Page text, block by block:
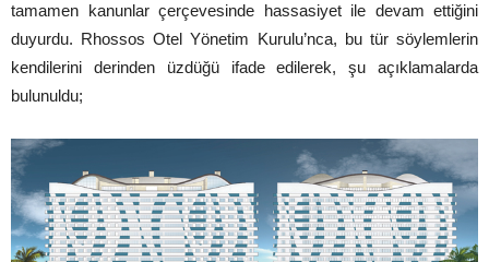
tamamen kanunlar çerçevesinde hassasiyet ile devam ettiğini
duyurdu. Rhossos Otel Yönetim Kurulu’nca, bu tür söylemlerin
kendilerini derinden üzdüğü ifade edilerek, şu açıklamalarda
bulunuldu;